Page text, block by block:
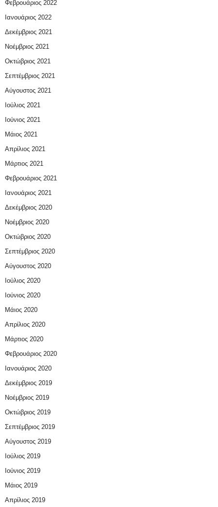
Φεβρουάριος 2022
Ιανουάριος 2022
Δεκέμβριος 2021
Νοέμβριος 2021
Οκτώβριος 2021
Σεπτέμβριος 2021
Αύγουστος 2021
Ιούλιος 2021
Ιούνιος 2021
Μάιος 2021
Απρίλιος 2021
Μάρτιος 2021
Φεβρουάριος 2021
Ιανουάριος 2021
Δεκέμβριος 2020
Νοέμβριος 2020
Οκτώβριος 2020
Σεπτέμβριος 2020
Αύγουστος 2020
Ιούλιος 2020
Ιούνιος 2020
Μάιος 2020
Απρίλιος 2020
Μάρτιος 2020
Φεβρουάριος 2020
Ιανουάριος 2020
Δεκέμβριος 2019
Νοέμβριος 2019
Οκτώβριος 2019
Σεπτέμβριος 2019
Αύγουστος 2019
Ιούλιος 2019
Ιούνιος 2019
Μάιος 2019
Απρίλιος 2019